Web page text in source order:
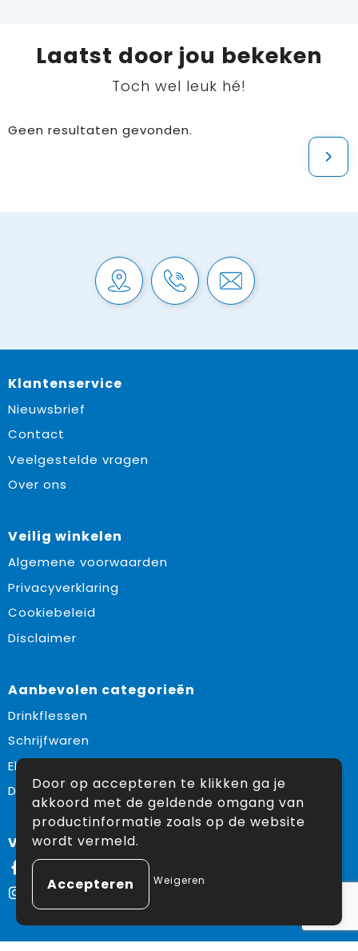
Laatst door jou bekeken
Toch wel leuk hé!
Geen resultaten gevonden.
Klantenservice
Nieuwsbrief
Contact
Veelgestelde vragen
Over ons
Veilig winkelen
Algemene voorwaarden
Privacyverklaring
Cookiebeleid
Disclaimer
Aanbevolen categorieën
Drinkflessen
Schrijfwaren
Elektronica en Gadgets
Draagtassen
Volg ons op:
Facebook
Instagram
Door op accepteren te klikken ga je
akkoord met de geldende omgang van
productinformatie zoals op de website
wordt vermeld.
Weigeren